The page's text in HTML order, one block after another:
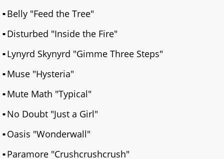
Belly "Feed the Tree"
Disturbed "Inside the Fire"
Lynyrd Skynyrd "Gimme Three Steps"
Muse "Hysteria"
Mute Math "Typical"
No Doubt "Just a Girl"
Oasis "Wonderwall"
Paramore "Crushcrushcrush"